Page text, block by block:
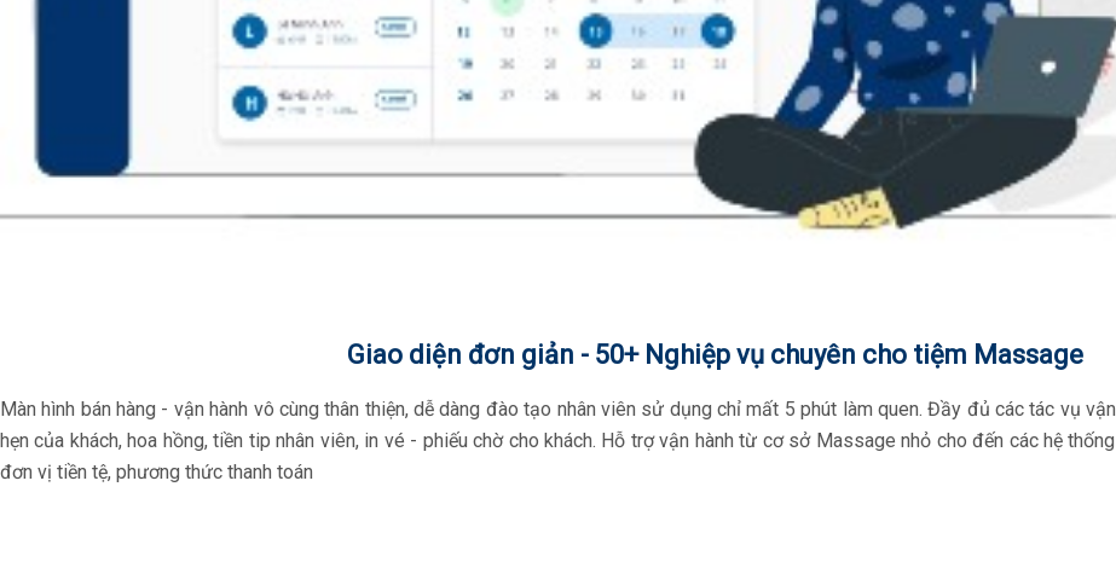
Giao diện đơn giản - 50+ Nghiệp vụ chuyên cho tiệm Massage
Màn hình bán hàng - vận hành vô cùng thân thiện, dễ dàng đào tạo nhân viên sử dụng chỉ mất 5 phút làm quen. Đầy đủ các tác vụ
hẹn của khách, hoa hồng, tiền tip nhân viên, in vé - phiếu chờ cho khách. Hỗ trợ vận hành từ cơ sở Massage nhỏ cho đến các hệ
đơn vị tiền tệ, phương thức thanh toán